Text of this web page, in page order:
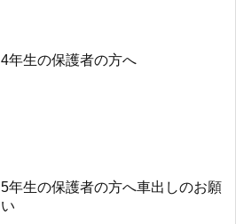
4年生の保護者の方へ
5年生の保護者の方へ車出しのお願
い